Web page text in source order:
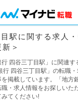
駅に関する求人
＞
四谷三丁目駅」に関連す
行 四谷三丁目駅」の転職
掲載しています。「地方
・求人情報をお探しいた
てください!